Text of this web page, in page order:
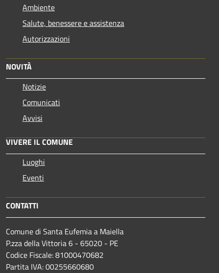
Ambiente
Salute, benessere e assistenza
Autorizzazioni
NOVITÀ
Notizie
Comunicati
Avvisi
VIVERE IL COMUNE
Luoghi
Eventi
CONTATTI
Comune di Santa Eufemia a Maiella
P.zza della Vittoria 6 - 65020 - PE
Codice Fiscale: 81000470682
Partita IVA: 00255660680